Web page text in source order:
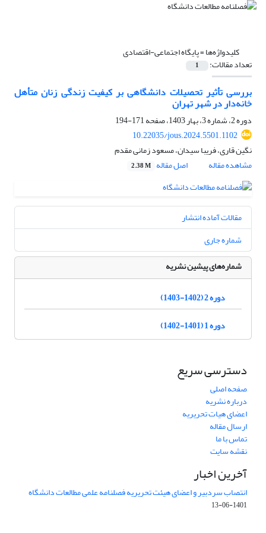
کلیدواژه‌ها =پایگاه اجتماعی-اقتصادی
تعداد مقالات: 1
بررسی تأثیر تحصیلات دانشگاهی بر کیفیت‌ زندگی زنان ‌متأهل
خانه‌‌دار در شهر تهران
دوره 2، شماره 3، بهار 1403، صفحه
171-194
10.22035/jous.2024.5501.1102
نگین قاری، فریبا سیدان، مسعود زمانی مقدم
مشاهده مقاله
اصل مقاله 2.38 M
مقالات آماده انتشار
شماره جاری
شماره‌های پیشین نشریه
دوره 2 (1402-1403)
دوره 1 (1401-1402)
دسترسی سریع
صفحه اصلی
درباره نشریه
اعضای هیات تحریریه
ارسال مقاله
تماس با ما
نقشه سایت
آخرین اخبار
انتصاب سردبیر و اعضای هیئت تحریریه فصلنامه علمی مطالعات دانشگاه
1401-06-13